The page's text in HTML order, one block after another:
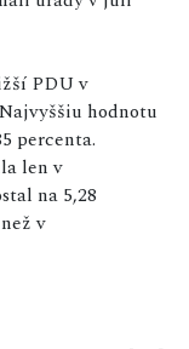
PDU v
hodnotu
percenta.
len v
na 5,28
v